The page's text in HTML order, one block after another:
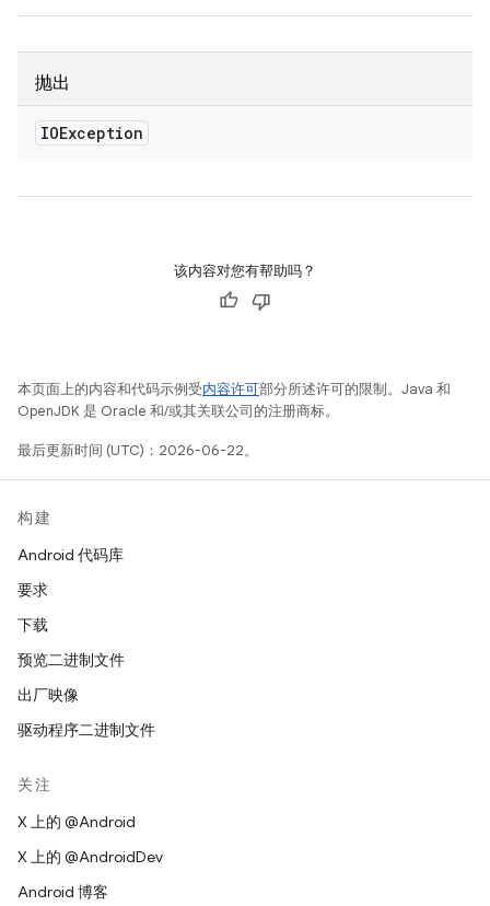
抛出
IOException
该内容对您有帮助吗？
本页面上的内容和代码示例受内容许可部分所述许可的限制。Java 和
OpenJDK 是 Oracle 和/或其关联公司的注册商标。
最后更新时间 (UTC)：2026-06-22。
构建
Android 代码库
要求
下载
预览二进制文件
出厂映像
驱动程序二进制文件
关注
X 上的 @Android
X 上的 @AndroidDev
Android 博客